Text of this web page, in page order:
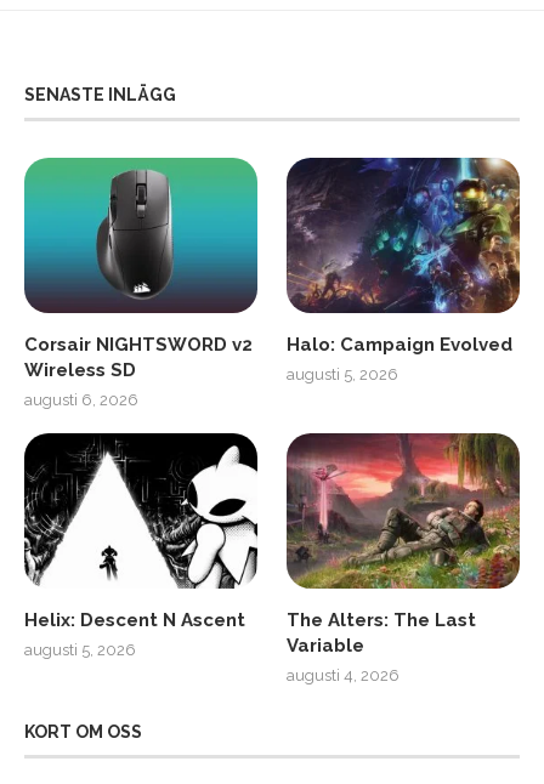
SENASTE INLÄGG
Corsair NIGHTSWORD v2
Wireless SD
augusti 6, 2026
Halo: Campaign Evolved
augusti 5, 2026
Helix: Descent N Ascent
augusti 5, 2026
The Alters: The Last
Variable
augusti 4, 2026
KORT OM OSS